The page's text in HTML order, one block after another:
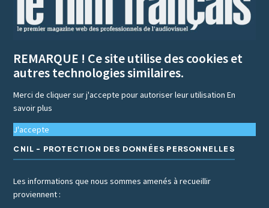
REMARQUE ! Ce site utilise des cookies et
autres technologies similaires.
Merci de cliquer sur j'accepte pour autoriser leur utilisationEn
savoir plus
J'accepte
CNIL - PROTECTION DES DONNÉES PERSONNELLES
Les informations que nous sommes amenés à recueillir
proviennent :